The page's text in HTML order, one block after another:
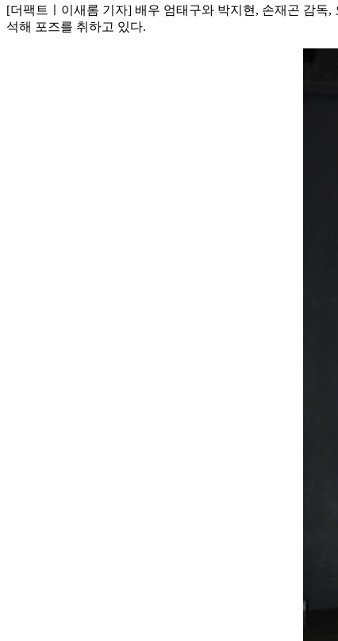
[더팩트ㅣ이새롬 기자] 배우 엄태구와 박지현, 손재곤 감독
석해 포즈를 취하고 있다.